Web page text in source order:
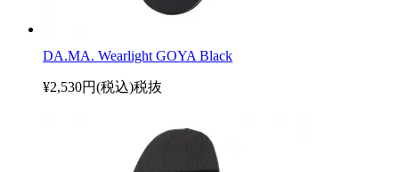
DA.MA. Wearlight GOYA Black
¥2,530円(税込)税抜